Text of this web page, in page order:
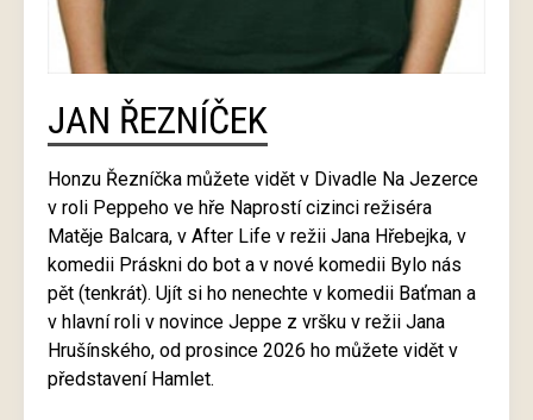
JAN ŘEZNÍČEK
Honzu Řezníčka můžete vidět v Divadle Na Jezerce
v roli Peppeho ve hře Naprostí cizinci režiséra
Matěje Balcara, v After Life v režii Jana Hřebejka, v
komedii Práskni do bot a v nové komedii Bylo nás
pět (tenkrát). Ujít si ho nenechte v komedii Baťman a
v hlavní roli v novince Jeppe z vršku v režii Jana
Hrušínského, od prosince 2026 ho můžete vidět v
představení Hamlet.